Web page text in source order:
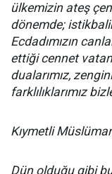
ülkemizin ateş
dönemde;
Ecdadımızın
ettiği cennet
dualarımız,
farklılıklarımız
Kıymetli
Dün olduğu gibi